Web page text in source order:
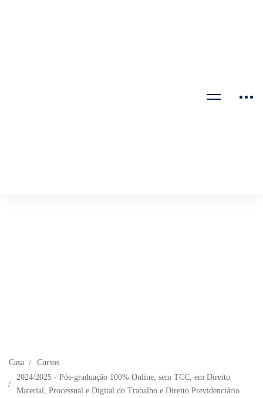
Casa
Cursos
2024/2025 - Pós-graduação 100% Online, sem TCC, em Direito
Material, Processual e Digital do Trabalho e Direito Previdenciário